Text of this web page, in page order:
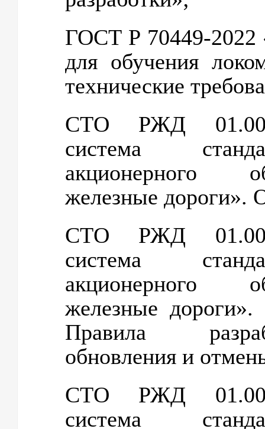
ГОСТ Р 70449-2022
для обучения
технические
СТО РЖД 01.001-
система
акционерного
железные дороги».
СТО РЖД 01.002-
система
акционерного
железные
Правила
обновления и
СТО РЖД 01.003-
система